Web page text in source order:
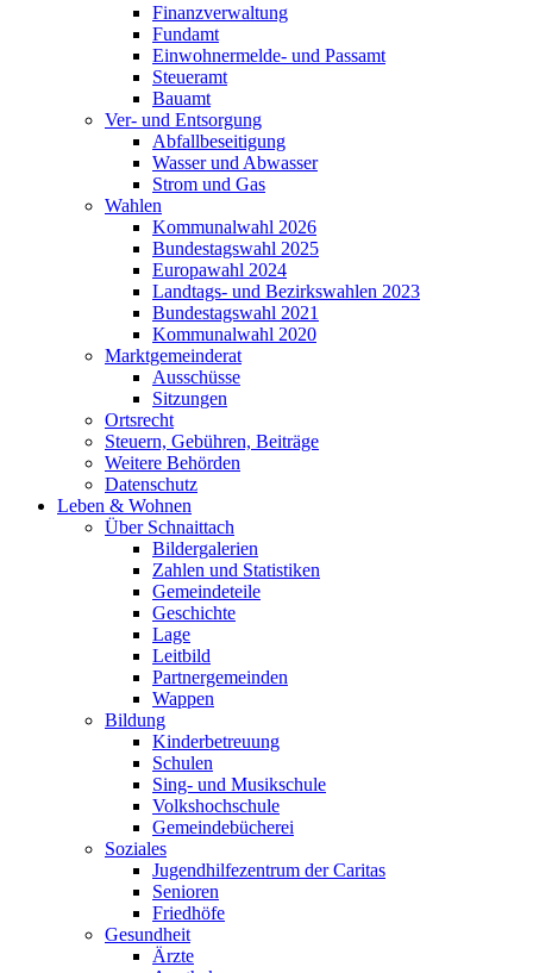
Finanzverwaltung
Fundamt
Einwohnermelde- und Passamt
Steueramt
Bauamt
Ver- und Entsorgung
Abfallbeseitigung
Wasser und Abwasser
Strom und Gas
Wahlen
Kommunalwahl 2026
Bundestagswahl 2025
Europawahl 2024
Landtags- und Bezirkswahlen 2023
Bundestagswahl 2021
Kommunalwahl 2020
Marktgemeinderat
Ausschüsse
Sitzungen
Ortsrecht
Steuern, Gebühren, Beiträge
Weitere Behörden
Datenschutz
Leben & Wohnen
Über Schnaittach
Bildergalerien
Zahlen und Statistiken
Gemeindeteile
Geschichte
Lage
Leitbild
Partnergemeinden
Wappen
Bildung
Kinderbetreuung
Schulen
Sing- und Musikschule
Volkshochschule
Gemeindebücherei
Soziales
Jugendhilfezentrum der Caritas
Senioren
Friedhöfe
Gesundheit
Ärzte